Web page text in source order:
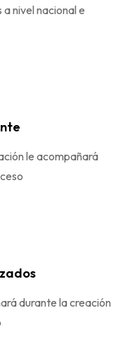
nivel nacional e
le acompañará
durante la creación